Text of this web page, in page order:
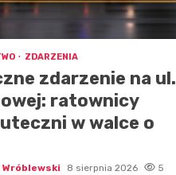
ZDARZENIA
zdarzenie na ul.
ratownicy
w walce o
8 sierpnia 2026 5